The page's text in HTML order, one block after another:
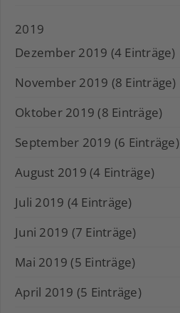
2019
Dezember 2019 (4 Einträge)
November 2019 (8 Einträge)
Oktober 2019 (8 Einträge)
September 2019 (6 Einträge)
August 2019 (4 Einträge)
Juli 2019 (4 Einträge)
Juni 2019 (7 Einträge)
Mai 2019 (5 Einträge)
April 2019 (5 Einträge)